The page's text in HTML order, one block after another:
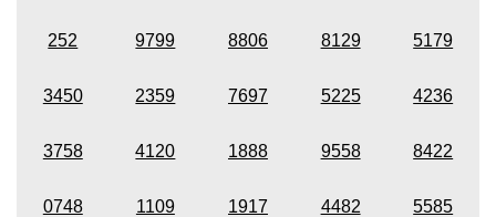
252 9799 8806 8129 5179
3450 2359 7697 5225 4236
3758 4120 1888 9558 8422
0748 1109 1917 4482 5585